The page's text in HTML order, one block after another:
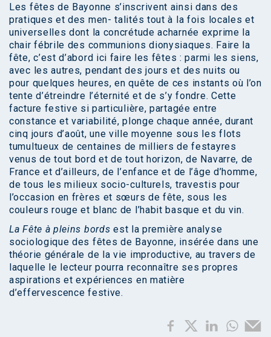
Les fêtes de Bayonne s’inscrivent ainsi dans des
pratiques et des men- talités tout à la fois locales et
universelles dont la concrétude acharnée exprime la
chair fébrile des communions dionysiaques. Faire la
fête, c’est d’abord ici faire les fêtes : parmi les siens,
avec les autres, pendant des jours et des nuits ou
pour quelques heures, en quête de ces instants où l’on
tente d’étreindre l’éternité et de s’y fondre. Cette
facture festive si particulière, partagée entre
constance et variabilité, plonge chaque année, durant
cinq jours d’août, une ville moyenne sous les flots
tumultueux de centaines de milliers de festayres
venus de tout bord et de tout horizon, de Navarre, de
France et d’ailleurs, de l’enfance et de l’âge d’homme,
de tous les milieux socio-culturels, travestis pour
l’occasion en frères et sœurs de fête, sous les
couleurs rouge et blanc de l’habit basque et du vin.
La Fête à pleins bords est la première analyse
sociologique des fêtes de Bayonne, insérée dans une
théorie générale de la vie improductive, au travers de
laquelle le lecteur pourra reconnaître ses propres
aspirations et expériences en matière
d’effervescence festive.